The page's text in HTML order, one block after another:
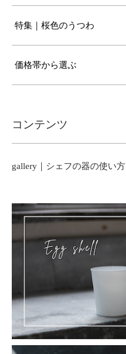
特集｜桜色のうつわ
価格帯から選ぶ
コンテンツ
gallery｜シェフの器の使い方